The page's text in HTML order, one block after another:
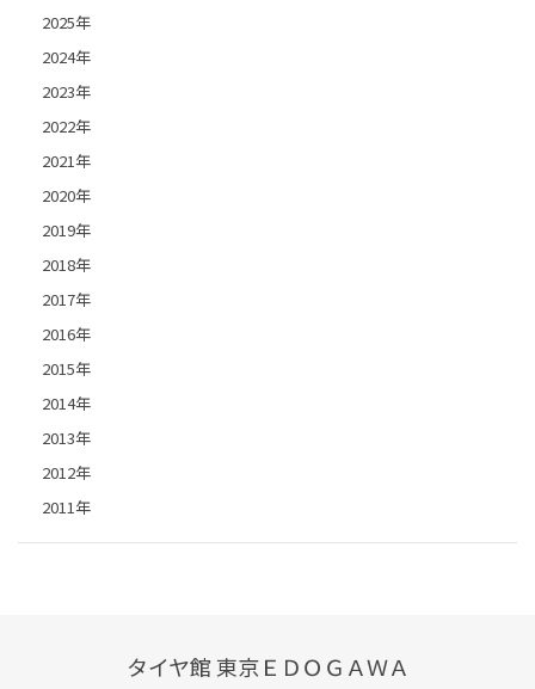
2025年
2024年
2023年
2022年
2021年
2020年
2019年
2018年
2017年
2016年
2015年
2014年
2013年
2012年
2011年
タイヤ館 東京ＥＤＯＧＡＷＡ